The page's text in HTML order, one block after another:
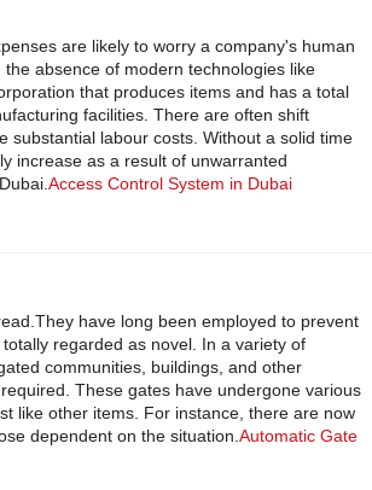
are likely to worry a company's human
absence of modern technologies like
that produces items and has a total
facilities. There are often shift
substantial labour costs. Without a solid time
increase as a result of unwarranted
Access Control System in Dubai
have long been employed to prevent
regarded as novel. In a variety of
communities, buildings, and other
These gates have undergone various
like other items. For instance, there are now
dependent on the situation.Automatic Gate